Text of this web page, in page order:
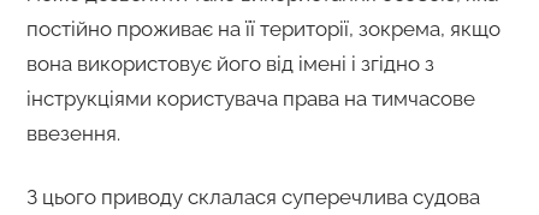
постійно проживає на її території, зокрема, якщо
вона використовує його від імені і згідно з
інструкціями користувача права на тимчасове
ввезення.
З цього приводу склалася суперечлива судова